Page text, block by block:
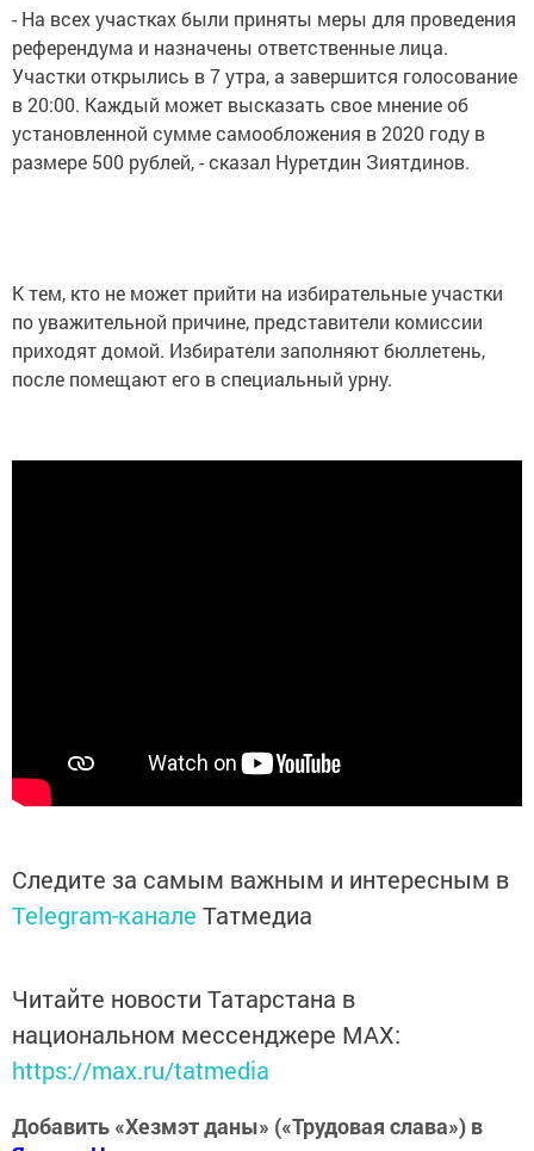
- На всех участках были приняты меры для проведения
референдума и назначены ответственные лица.
Участки открылись в 7 утра, а завершится голосование
в 20:00. Каждый может высказать свое мнение об
установленной сумме самообложения в 2020 году в
размере 500 рублей, - сказал Нуретдин Зиятдинов.
К тем, кто не может прийти на избирательные участки
по уважительной причине, представители комиссии
приходят домой. Избиратели заполняют бюллетень,
после помещают его в специальный урну.
Следите за самым важным и интересным в
Telegram-канале Татмедиа
Читайте новости Татарстана в
национальном мессенджере MАХ:
https://max.ru/tatmedia
Добавить «Хезмэт даны» («Трудовая слава») в